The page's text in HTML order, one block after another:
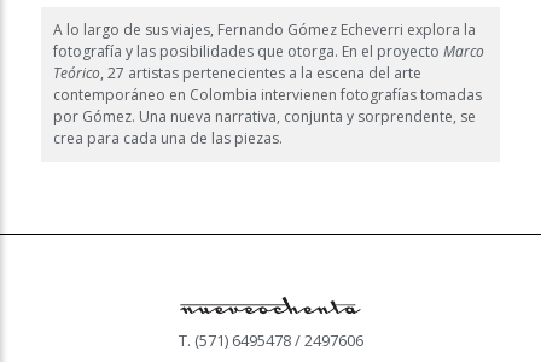
A lo largo de sus viajes, Fernando Gómez Echeverri explora la
fotografía y las posibilidades que otorga. En el proyecto Marco
Teórico, 27 artistas pertenecientes a la escena del arte
contemporáneo en Colombia intervienen fotografías tomadas
por Gómez. Una nueva narrativa, conjunta y sorprendente, se
crea para cada una de las piezas.
T. (571) 6495478 / 2497606